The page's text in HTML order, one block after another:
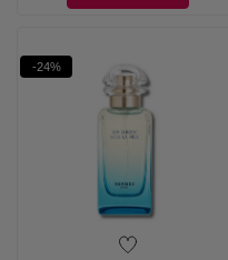
-24%